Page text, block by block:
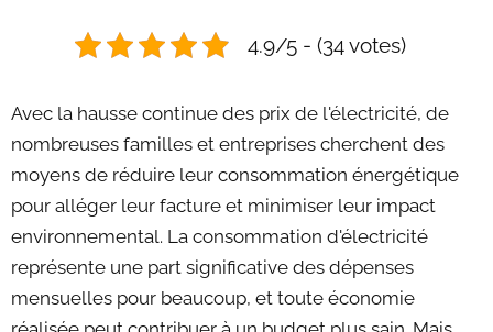
4.9/5 - (34 votes)
Avec la hausse continue des prix de l'électricité, de
nombreuses familles et entreprises cherchent des
moyens de réduire leur consommation énergétique
pour alléger leur facture et minimiser leur impact
environnemental. La consommation d'électricité
représente une part significative des dépenses
mensuelles pour beaucoup, et toute économie